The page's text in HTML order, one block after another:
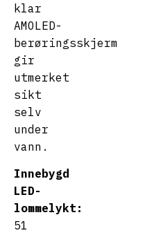
klar
AMOLED-
berøringsskjerm
gir
utmerket
sikt
selv
under
vann.
Innebygd
LED-
lommelykt:
51